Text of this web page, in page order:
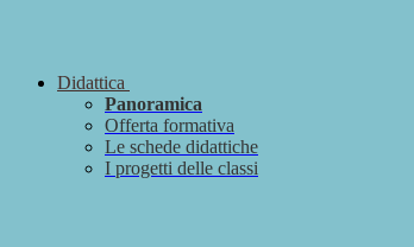
Didattica
Panoramica
Offerta formativa
Le schede didattiche
I progetti delle classi